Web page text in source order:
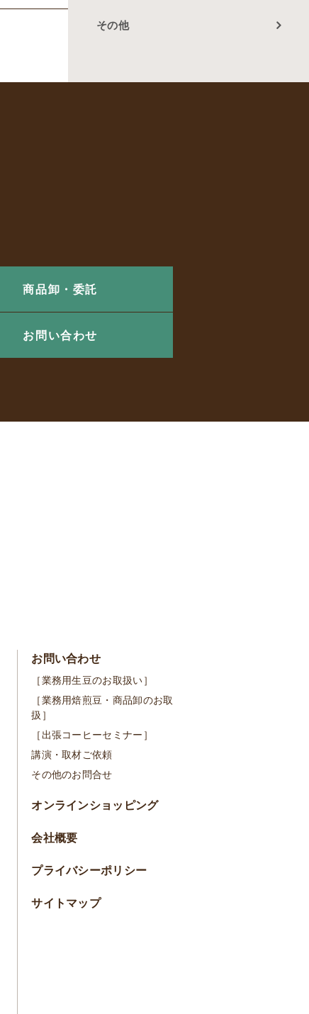
その他
商品卸・委託
お問い合わせ
お問い合わせ
［業務用生豆のお取扱い］
［業務用焙煎豆・商品卸のお取
扱］
［出張コーヒーセミナー］
講演・取材ご依頼
その他のお問合せ
オンラインショッピング
会社概要
プライバシーポリシー
サイトマップ